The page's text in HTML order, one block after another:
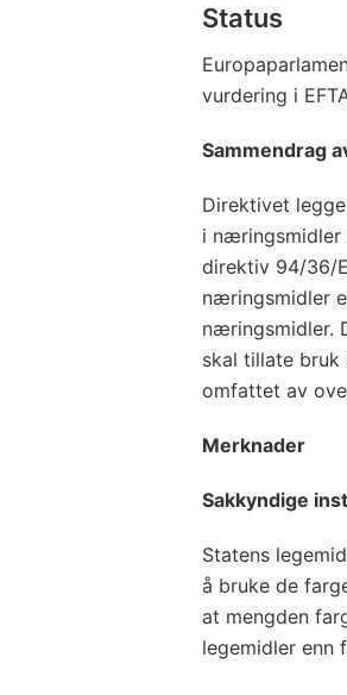
Status
vurdering i
Sammendrag
Direktivet
i næringsmidler
direktiv 94/36/
næringsmidler
næringsmidler.
skal tillate bruk
omfattet av
Merknader
Sakkyndige
Statens
å bruke de
at mengden
legemidler enn